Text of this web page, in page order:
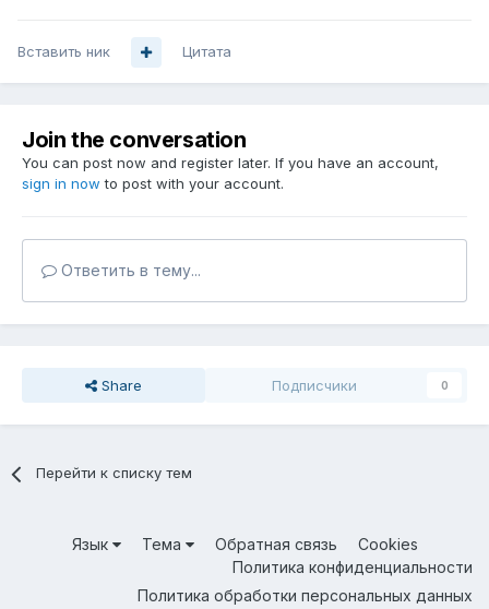
Вставить ник Цитата
Join the conversation
You can post now and register later. If you have an account,
sign in now to post with your account.
Ответить в тему...
Share Подписчики 0
Перейти к списку тем
Язык Тема Обратная связь
Cookies
Политика конфиденциальности
Политика обработки персональных данных